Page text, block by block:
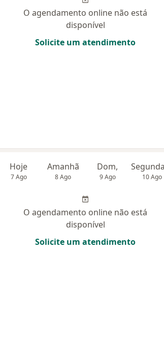
O agendamento online não está
disponível
Solicite um atendimento
Hoje
7 Ago
Amanhã
8 Ago
Dom,
9 Ago 10 Ago
O agendamento online não está
disponível
Solicite um atendimento